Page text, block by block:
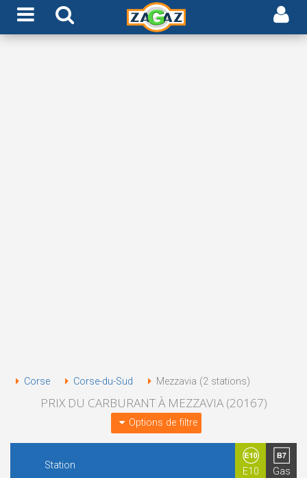
Corse Corse-du-Sud Mezzavia (2 stations)
PRIX DU CARBURANT À MEZZAVIA (20167)
Options de filtre
Station
E10 Gas